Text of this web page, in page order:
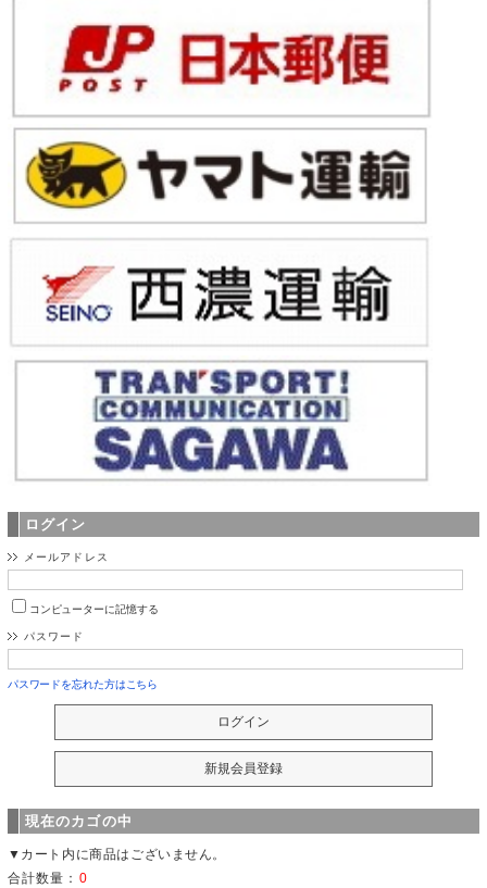
ログイン
メールアドレス
コンピューターに記憶する
パスワード
パスワードを忘れた方はこちら
現在のカゴの中
▼カート内に商品はございません。
合計数量： 0